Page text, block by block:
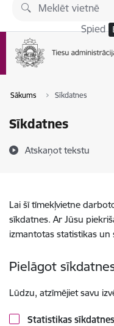
Pāriet uz lapas saturu
Spied
Sākums Sīkdatnes
Sīkdatnes
Atskaņot tekstu
Lai šī tīmekļvietne
sīkdatnes. Ar Jūsu
izmantotas statistikas un
Pielāgot
Lūdzu, atzīmējiet savu
Statistikas